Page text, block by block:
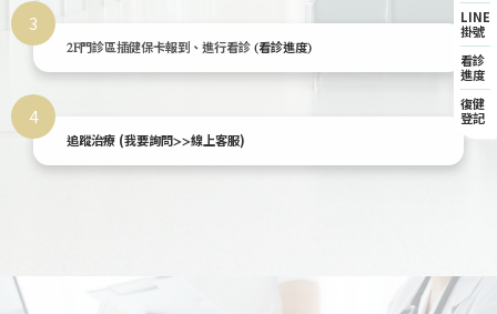
3
2F門診區插健保卡報到、進行看診(看診進度)
4
追蹤治療 (我要詢問>>線上客服)
LINE
掛號
看診
進度
復健
登記